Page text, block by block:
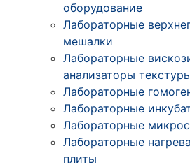
оборудование
Лабораторные
мешалки
Лабораторные
анализаторы
Лабораторные
Лабораторные
Лабораторные
Лабораторные
плиты